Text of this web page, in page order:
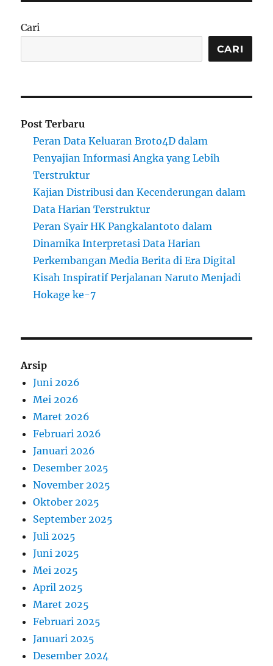
Cari
CARI
Post Terbaru
Peran Data Keluaran Broto4D dalam
Penyajian Informasi Angka yang Lebih
Terstruktur
Kajian Distribusi dan Kecenderungan dalam
Data Harian Terstruktur
Peran Syair HK Pangkalantoto dalam
Dinamika Interpretasi Data Harian
Perkembangan Media Berita di Era Digital
Kisah Inspiratif Perjalanan Naruto Menjadi
Hokage ke-7
Arsip
Juni 2026
Mei 2026
Maret 2026
Februari 2026
Januari 2026
Desember 2025
November 2025
Oktober 2025
September 2025
Juli 2025
Juni 2025
Mei 2025
April 2025
Maret 2025
Februari 2025
Januari 2025
Desember 2024